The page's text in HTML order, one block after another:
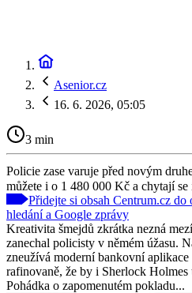
Asenior.cz
16. 6. 2026, 05:05
3 min
Policie zase varuje před novým
můžete i o 1 480 000 Kč a chytají
Přidejte si obsah Centrum.cz
hledání a Google zprávy
Kreativita šmejdů zkrátka nezná
zanechal policisty v němém úžasu.
zneužívá moderní bankovní
rafinovaně, že by i Sherlock
Pohádka o zapomenutém pokladu...